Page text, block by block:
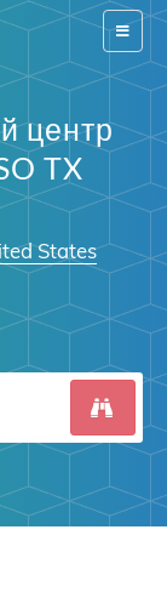
Switch
центр
TX
States